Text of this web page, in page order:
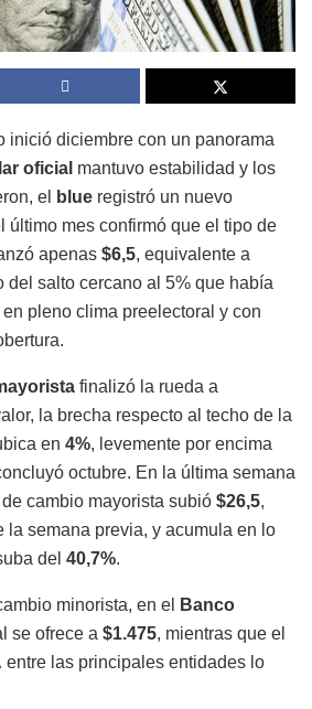
inició diciembre con un panorama
oficial mantuvo estabilidad y los
el
blue registró un nuevo
último mes confirmó que el tipo de
apenas $6,5, equivalente a
del salto cercano al 5% que había
pleno clima preelectoral y con
finalizó la rueda a
la brecha respecto al techo de la
en 4%, levemente por encima
octubre. En la última semana
cambio mayorista subió $26,5,
la semana previa, y acumula en lo
del 40,7%.
minorista, en el
Banco
se ofrece a $1.475, mientras que el
entre las principales entidades lo